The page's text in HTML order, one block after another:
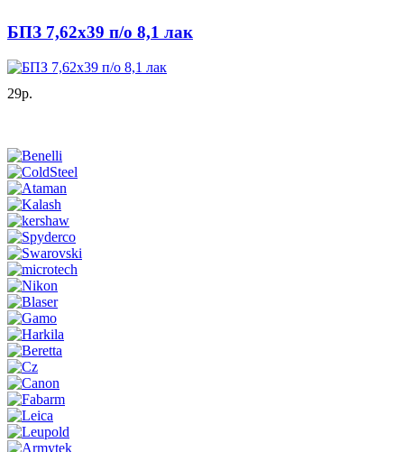
БПЗ 7,62х39 п/о 8,1 лак
29р.